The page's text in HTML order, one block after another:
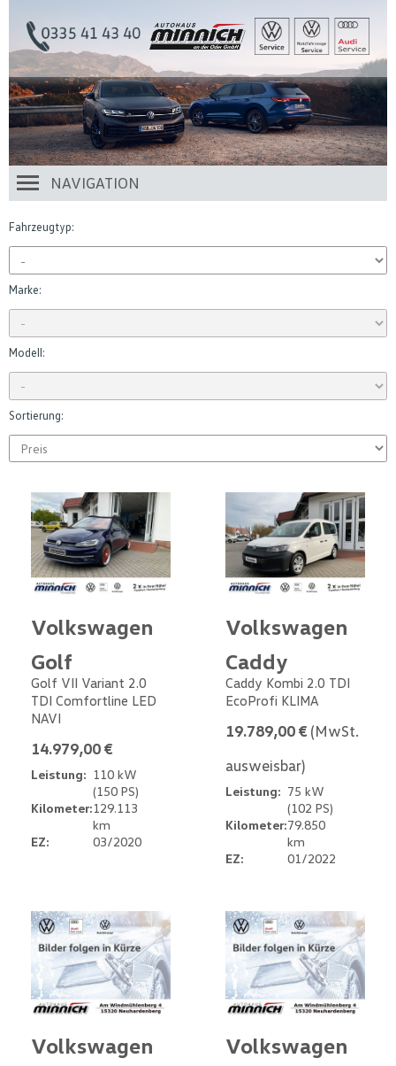
NAVIGATION
Fahrzeugtyp:
Marke:
Modell:
Sortierung:
Volkswagen
Golf
Golf VII Variant 2.0
TDI Comfortline LED
NAVI
14.979,00 €
Leistung: 110 kW
(150 PS)
Kilometer:129.113
km
EZ:
03/2020
Volkswagen
Caddy
Caddy Kombi 2.0 TDI
EcoProfi KLIMA
19.789,00 € (MwSt.
ausweisbar)
Leistung: 75 kW
(102 PS)
Kilometer:79.850
km
EZ:
01/2022
Volkswagen
Volkswagen